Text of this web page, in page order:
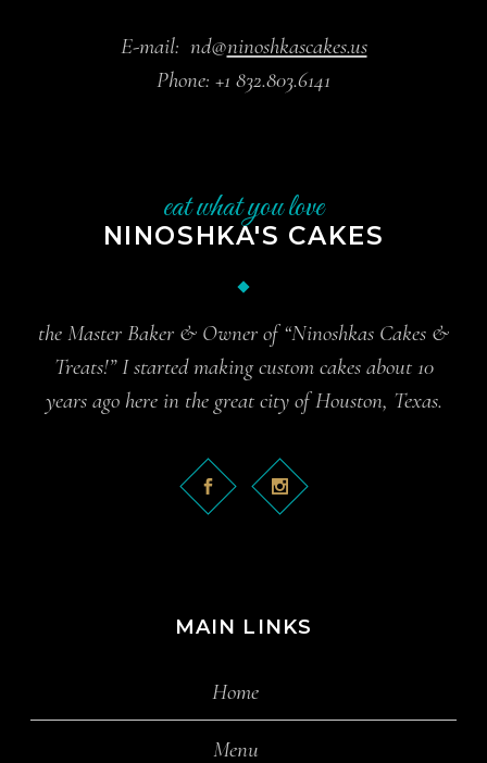
E-mail: nd@ninoshkascakes.us
Phone: +1 832.803.6141
eat what you love
NINOSHKA'S CAKES
the Master Baker & Owner of “Ninoshkas Cakes &
Treats!” I started making custom cakes about 10
years ago here in the great city of Houston, Texas.
MAIN LINKS
Home
Menu